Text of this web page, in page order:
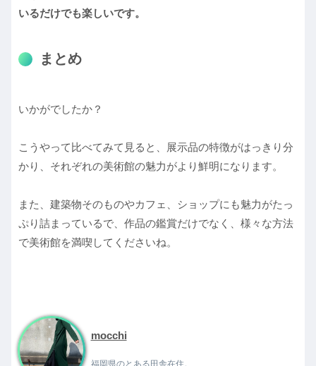
いるだけでも楽しいです。
まとめ
いかがでしたか？
こうやって比べてみて見ると、展示品の特徴がはっきり分
かり、それぞれの美術館の魅力がより鮮明になります。
また、建築物そのものやカフェ、ショップにも魅力がたっ
ぷり詰まっているで、作品の鑑賞だけでなく、様々な方法
で美術館を満喫してくださいね。
mocchi
福岡県のとある田舎在住。